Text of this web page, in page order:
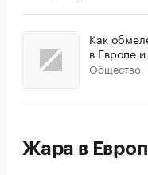
Как
в Европе
Общество
Жара в